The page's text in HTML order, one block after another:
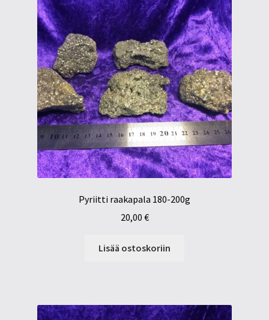
Pyriitti raakapala 180-200g
20,00 €
Lisää ostoskoriin